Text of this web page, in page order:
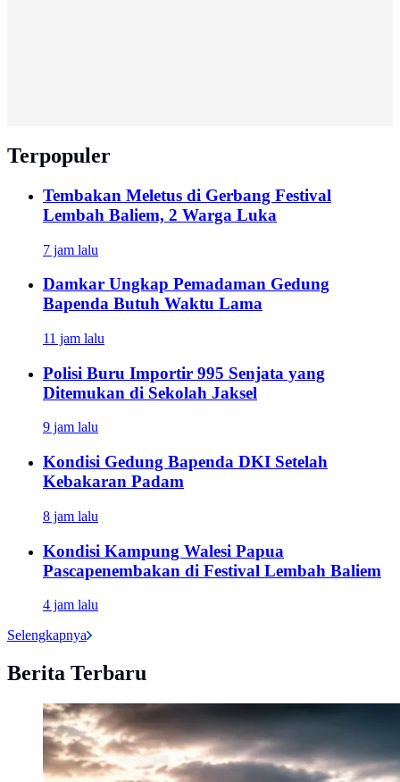
Terpopuler
Tembakan Meletus di Gerbang Festival
Lembah Baliem, 2 Warga Luka
7 jam lalu
Damkar Ungkap Pemadaman Gedung
Bapenda Butuh Waktu Lama
11 jam lalu
Polisi Buru Importir 995 Senjata yang
Ditemukan di Sekolah Jaksel
9 jam lalu
Kondisi Gedung Bapenda DKI Setelah
Kebakaran Padam
8 jam lalu
Kondisi Kampung Walesi Papua
Pascapenembakan di Festival Lembah Baliem
4 jam lalu
Selengkapnya
Berita Terbaru